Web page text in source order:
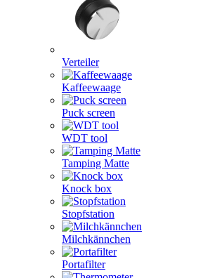
Verteiler
Kaffeewaage
Puck screen
WDT tool
Tamping Matte
Knock box
Stopfstation
Milchkännchen
Portafilter